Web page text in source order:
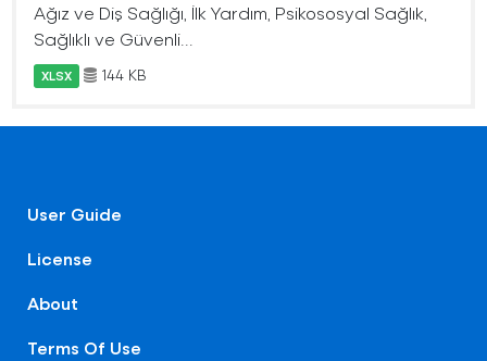
Ağız ve Diş Sağlığı, İlk Yardım, Psikososyal Sağlık,
Sağlıklı ve Güvenli...
XLSX 144 KB
User Guide
License
About
Terms Of Use